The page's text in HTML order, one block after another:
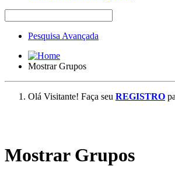
Pesquisa Avançada
Mostrar Grupos
Olá Visitante! Faça seu REGISTRO
Mostrar Grupos